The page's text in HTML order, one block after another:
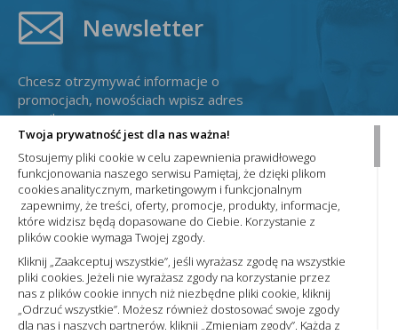
Twoja prywatność jest dla nas ważna!
Stosujemy pliki cookie w celu zapewnienia prawidłowego
funkcjonowania naszego serwisu Pamiętaj, że dzięki plikom
cookies analitycznym, marketingowym i funkcjonalnym
zapewnimy, że treści, oferty, promocje, produkty, informacje,
które widzisz będą dopasowane do Ciebie. Korzystanie z
plików cookie wymaga Twojej zgody.
Kliknij „Zaakceptuj wszystkie”, jeśli wyrażasz zgodę na wszystkie
pliki cookies. Jeżeli nie wyrażasz zgody na korzystanie przez
nas z plików cookie innych niż niezbędne pliki cookie, kliknij
„Odrzuć wszystkie”. Możesz również dostosować swoje zgody
dla nas i naszych partnerów, kliknij „Zmieniam zgody”. Każdą z
Newsletter
Chcesz otrzymywać informacje o
promocjach, nowościach wpisz adres
e-mail:
Administratorem Państwa danych osobowych jest Nowa Elektro Sp. z
o.o. Informacje dotyczące przetwarzania Państwa danych osobowych
oraz zasady, na jakich odbywa się ich przetwarzanie przez spółkę
Nowa Elektro Sp. z o.o. znajdą Państwo w naszejPolityce prywatności